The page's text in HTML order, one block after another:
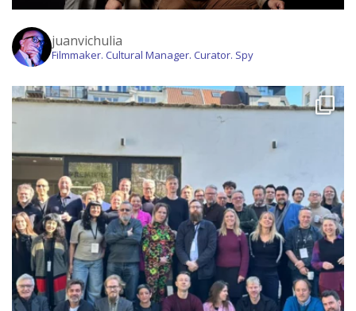
juanvichulia
Filmmaker. Cultural Manager. Curator. Spy